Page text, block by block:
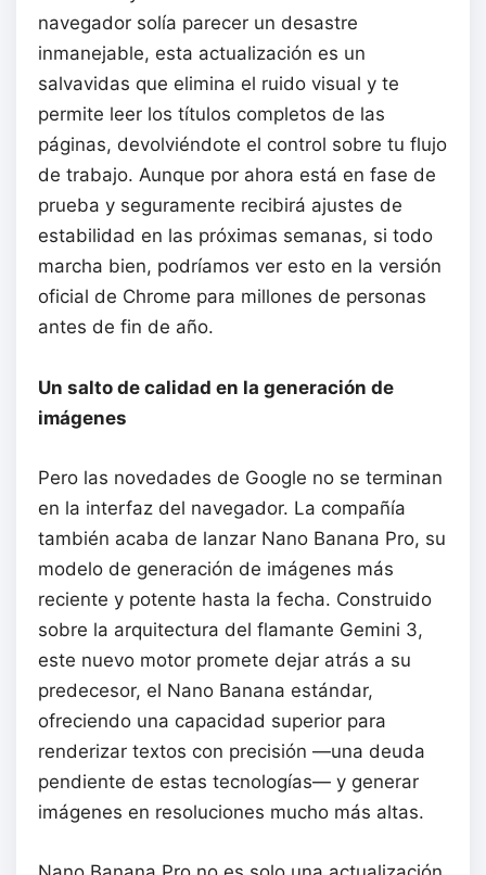
navegador solía parecer un desastre
inmanejable, esta actualización es un
salvavidas que elimina el ruido visual y te
permite leer los títulos completos de las
páginas, devolviéndote el control sobre tu flujo
de trabajo. Aunque por ahora está en fase de
prueba y seguramente recibirá ajustes de
estabilidad en las próximas semanas, si todo
marcha bien, podríamos ver esto en la versión
oficial de Chrome para millones de personas
antes de fin de año.
Un salto de calidad en la generación de
imágenes
Pero las novedades de Google no se terminan
en la interfaz del navegador. La compañía
también acaba de lanzar Nano Banana Pro, su
modelo de generación de imágenes más
reciente y potente hasta la fecha. Construido
sobre la arquitectura del flamante Gemini 3,
este nuevo motor promete dejar atrás a su
predecesor, el Nano Banana estándar,
ofreciendo una capacidad superior para
renderizar textos con precisión —una deuda
pendiente de estas tecnologías— y generar
imágenes en resoluciones mucho más altas.